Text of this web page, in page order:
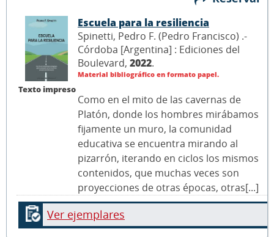
Texto impreso
Escuela para la resiliencia
Spinetti, Pedro F. (Pedro Francisco) .-
Córdoba [Argentina] : Ediciones del
Boulevard, 2022.
Material bibliográfico en formato papel.
Como en el mito de las cavernas de
Platón, donde los hombres mirábamos
fijamente un muro, la comunidad
educativa se encuentra mirando al
pizarrón, iterando en ciclos los mismos
contenidos, que muchas veces son
proyecciones de otras épocas, otras[...]
Ver ejemplares